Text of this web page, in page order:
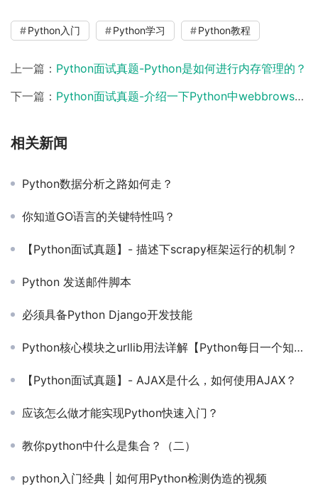
Python入门 Python学习 Python教程
上一篇： Python面试真题-Python是如何进行内存管理的？
下一篇： Python面试真题-介绍一下Python中webbrowser的用法?
相关新闻
Python数据分析之路如何走？
你知道GO语言的关键特性吗？
【Python面试真题】- 描述下scrapy框架运行的机制？
Python 发送邮件脚本
必须具备Python Django开发技能
Python核心模块之urllib用法详解【Python每日一个知识点第79期】
【Python面试真题】- AJAX是什么，如何使用AJAX？
应该怎么做才能实现Python快速入门？
教你python中什么是集合？（二）
python入门经典 | 如何用Python检测伪造的视频